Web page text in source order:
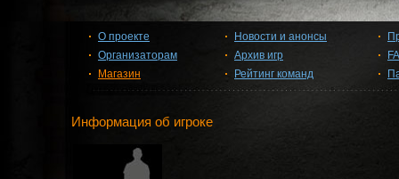
О проекте
Организаторам
Магазин
Новости и анонсы
Архив игр
Рейтинг команд
Информация об игроке